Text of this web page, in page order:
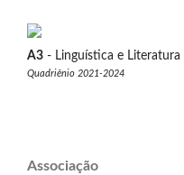
A3 - Linguística e Literatura
Quadriênio 2021-2024
Associação